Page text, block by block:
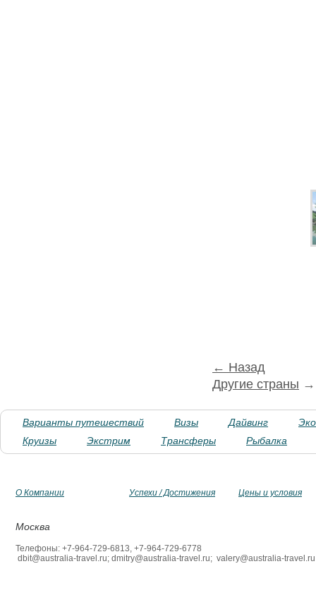
← Назад
Другие страны
Варианты путешествий Визы Дайвинг
Круизы
Экстрим Трансферы Рыбалка
О Компании Успехи / Достижения Цены и условия
Москва
Телефоны: +7-964-729-6813, +7-964-729-6778
dbit@australia-travel.ru; dmitry@australia-travel.ru; valery@australia-travel.ru